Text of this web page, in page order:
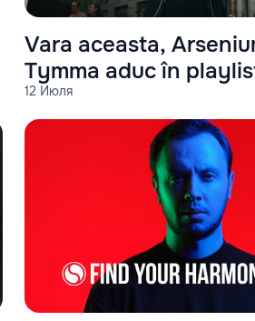
12 Июля
Vara aceasta,
Tymma aduc în
Bella Hadid